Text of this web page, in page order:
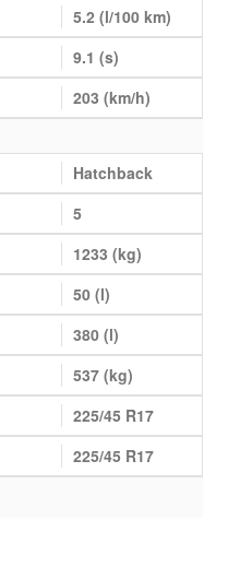
5.2 (l/100 km)
9.1 (s)
203 (km/h)
Hatchback
5
1233 (kg)
50 (l)
380 (l)
537 (kg)
225/45 R17
225/45 R17